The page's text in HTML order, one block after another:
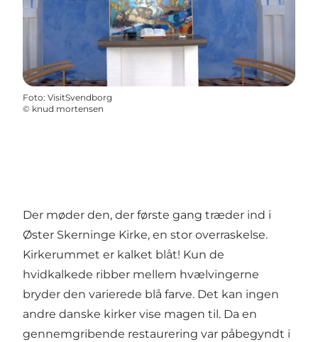
Foto: VisitSvendborg
© knud mortensen
Der møder den, der første gang træder ind i
Øster Skerninge Kirke, en stor overraskelse.
Kirkerummet er kalket blåt! Kun de
hvidkalkede ribber mellem hvælvingerne
bryder den varierede blå farve. Det kan ingen
andre danske kirker vise magen til. Da en
gennemgribende restaurering var påbegyndt i